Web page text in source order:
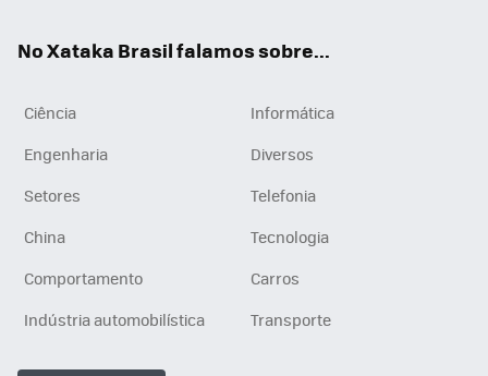
No Xataka Brasil falamos sobre...
Ciência
Informática
Engenharia
Diversos
Setores
Telefonia
China
Tecnologia
Comportamento
Carros
Indústria automobilística
Transporte